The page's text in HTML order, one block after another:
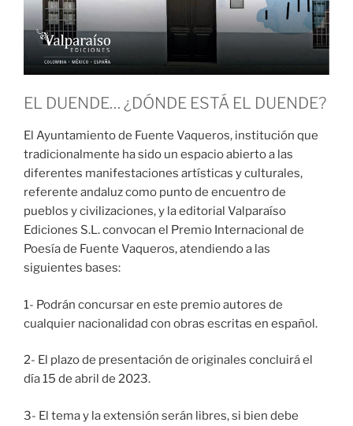
EL DUENDE… ¿DÓNDE ESTÁ EL DUENDE?
El Ayuntamiento de Fuente Vaqueros, institución que
tradicionalmente ha sido un espacio abierto a las
diferentes manifestaciones artísticas y culturales,
referente andaluz como punto de encuentro de
pueblos y civilizaciones, y la editorial Valparaíso
Ediciones S.L. convocan el Premio Internacional de
Poesía de Fuente Vaqueros, atendiendo a las
siguientes bases:
1- Podrán concursar en este premio autores de
cualquier nacionalidad con obras escritas en español.
2- El plazo de presentación de originales concluirá el
día 15 de abril de 2023.
3- El tema y la extensión serán libres, si bien debe